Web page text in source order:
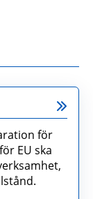
för
EU ska